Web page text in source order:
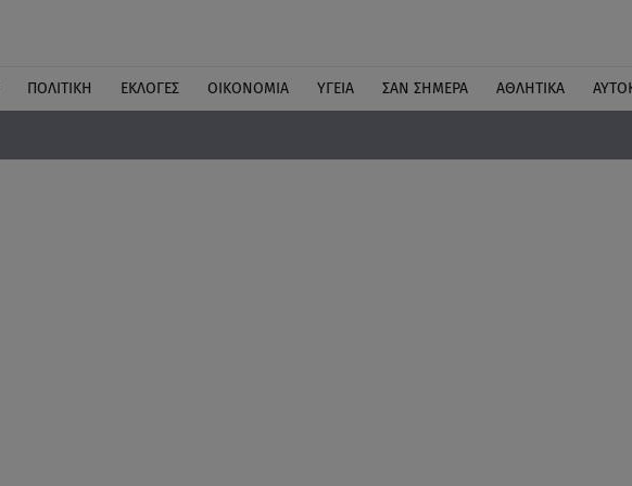
ΠΟΛΙΤΙΚΗ ΕΚΛΟΓΕΣ ΟΙΚΟΝΟΜΙΑ ΥΓΕΙΑ ΣΑΝ ΣΗΜΕΡΑ ΑΘΛΗΤΙΚΑ